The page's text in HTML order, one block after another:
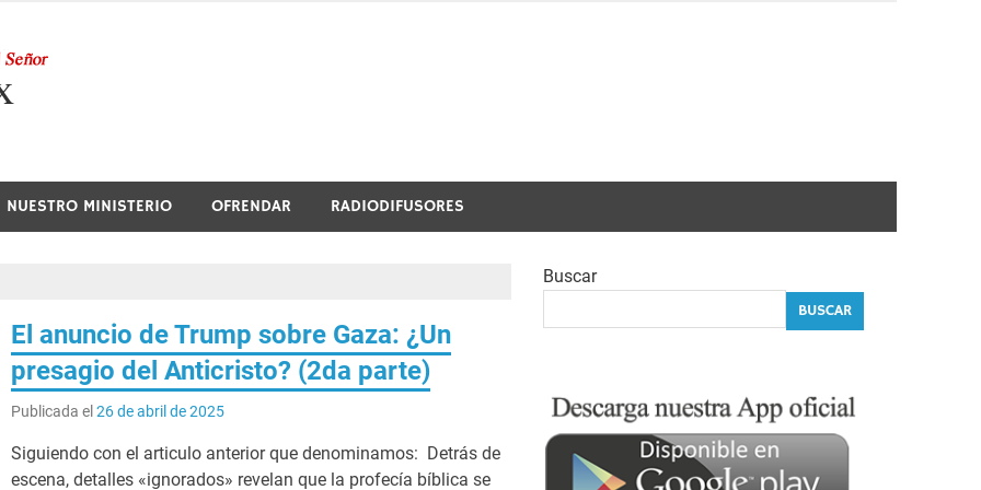
NUESTRO MINISTERIO OFRENDAR RADIODIFUSORES
El anuncio de Trump sobre Gaza: ¿Un
presagio del Anticristo? (2da parte)
Publicada el26 de abril de 2025
Siguiendo con el articulo anterior que denominamos: Detrás de
escena, detalles «ignorados» revelan que la profecía bíblica se
Buscar
BUSCAR